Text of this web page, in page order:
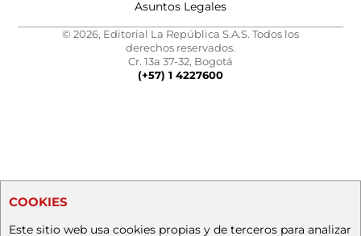
Asuntos Legales
© 2026, Editorial La República S.A.S. Todos los
derechos reservados.
Cr. 13a 37-32, Bogotá
(+57) 1 4227600
COOKIES
Este sitio web usa cookies propias y de terceros para analizar